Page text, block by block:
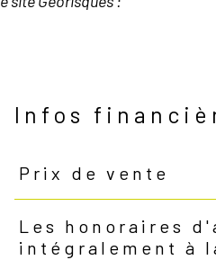
Infos
Caractéristiques Valeurs
Prix de vente
Les honoraires
intégralement à